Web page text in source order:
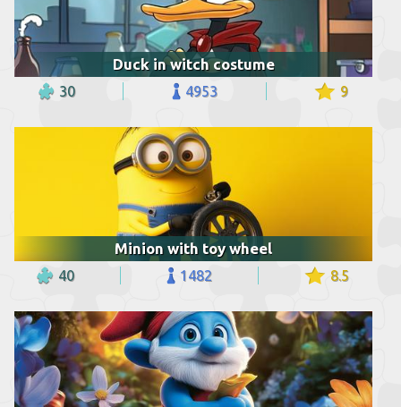
Duck in witch costume
30 4953 9
Minion with toy wheel
40 1482 8.5